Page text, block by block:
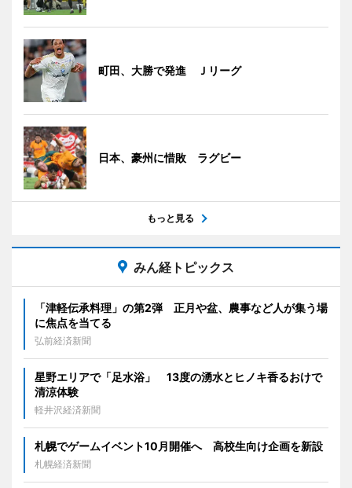
町田、大勝で発進 Ｊリーグ
日本、豪州に惜敗 ラグビー
もっと見る
みん経トピックス
「津軽伝承料理」の第2弾 正月や盆、農事など人が集う場
に焦点を当てる
弘前経済新聞
星野エリアで「足水浴」 13度の湧水とヒノキ香るおけで
清涼体験
軽井沢経済新聞
札幌でゲームイベント10月開催へ 高校生向け企画を新設
札幌経済新聞